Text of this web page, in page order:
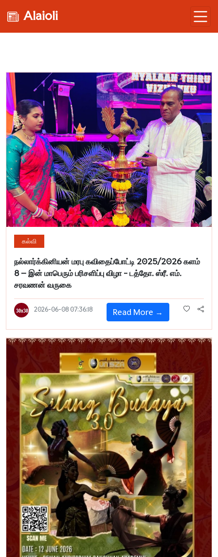
Alaioli
கல்வி
நல்லார்க்கினியன் மரபு கவிதைப்போட்டி 2025/2026 களம்
8 – இன் மாபெரும் பரிசளிப்பு விழா - டத்தோ. ஸ்ரீ. எம்.
சரவணன் வருகை
2026-06-08 07:36:18 Read More →